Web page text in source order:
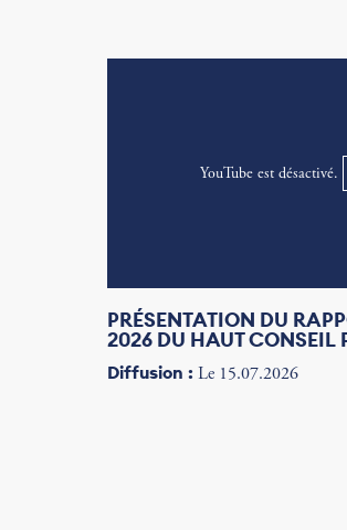
YouTube est désactivé.
PRÉSENTATION DU
2026 DU HAUT CONSEIL
Diffusion : Le 15.07.2026